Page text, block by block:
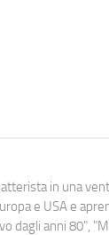
in una
e USA e
dagli anni 80",